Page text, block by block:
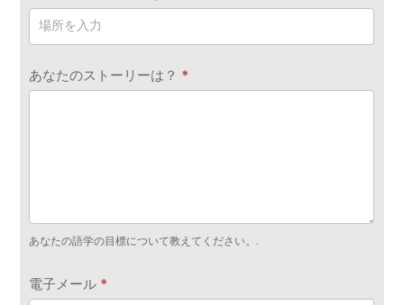
あなたのストーリーは？ *
あなたの語学の目標について教えてください。.
電子メール *